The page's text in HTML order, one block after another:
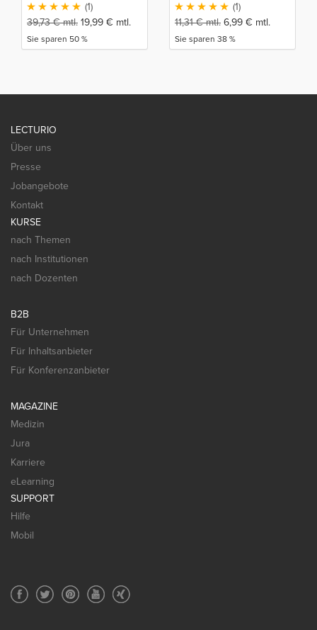
(1)
39,73€mtl. 19,99 € mtl.
Sie sparen 50 %
(1)
11,31€mtl. 6,99 € mtl.
Sie sparen 38 %
LECTURIO
Über uns
Presse
Jobangebote
Kontakt
KURSE
nach Themen
nach Institutionen
nach Dozenten
B2B
Für Unternehmen
Für Inhaltsanbieter
Für Konferenzanbieter
MAGAZINE
Medizin
Jura
Karriere
eLearning
SUPPORT
Hilfe
Mobil